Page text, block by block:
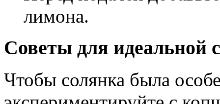
лимона.
Советы для идеальной
Чтобы солянка была